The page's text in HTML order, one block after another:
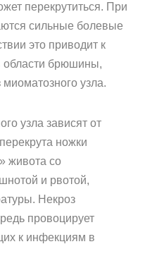
перекрутиться. При
сильные болевые
это приводит к
области брюшины,
узла.
узла зависят от
ножки
живота со
и рвотой,
Некроз
провоцирует
к инфекциям в